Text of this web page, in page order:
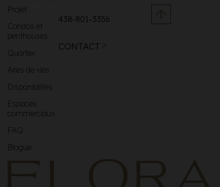
Projet
Condos et
penthouses
Quartier
Aires de vies
Disponibilités
Espaces
commerciaux
FAQ
Blogue
438-801-3356
CONTACT